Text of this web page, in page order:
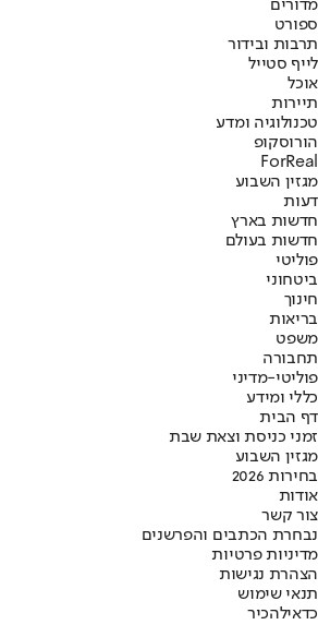
מדורים
ספורט
תרבות ובידור
לייף סטייל
אוכל
תיירות
טכנולוגיה ומדע
הורוסקופ
ForReal
מגזין השבוע
דעות
חדשות בארץ
חדשות בעולם
פוליטי
ביטחוני
חינוך
בריאות
משפט
תחבורה
פוליטי-מדיני
כללי ומידע
דף הבית
זמני כניסת וצאת שבת
מגזין השבוע
בחירות 2026
אודות
צור קשר
נבחרת הכתבים והפרשנים
מדיניות פרטיות
הצהרת נגישות
תנאי שימוש
כדאילהכיר